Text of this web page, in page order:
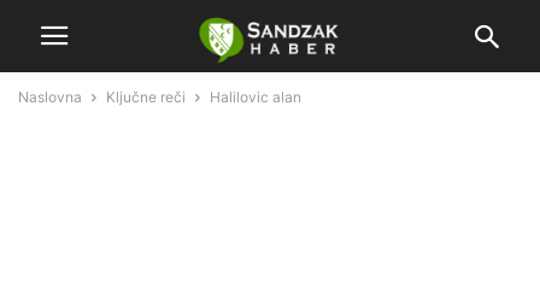
Naslovna Ključne reči Halilovic alan